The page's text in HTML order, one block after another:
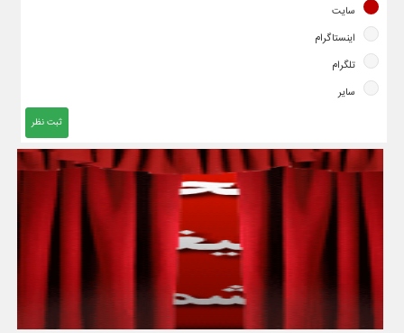
سایت
اینستاگرام
تلگرام
سایر
ثبت نظر